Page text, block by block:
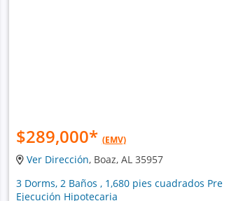
$289,000* (EMV)
Ver Dirección, Boaz, AL 35957
3 Dorms, 2 Baños , 1,680 pies cuadrados Pre
Ejecución Hipotecaria